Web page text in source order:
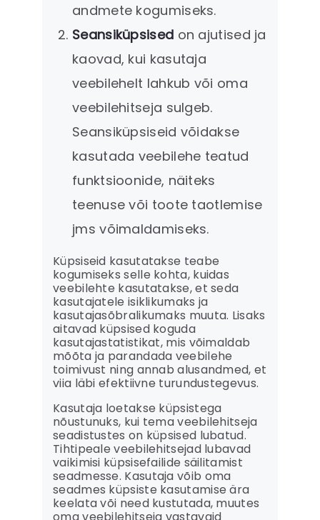
andmete kogumiseks.
Seansiküpsised on ajutised ja
kaovad, kui kasutaja
veebilehelt lahkub või oma
veebilehitseja sulgeb.
Seansiküpsiseid võidakse
kasutada veebilehe teatud
funktsioonide, näiteks
teenuse või toote taotlemise
jms võimaldamiseks.
Küpsiseid kasutatakse teabe
kogumiseks selle kohta, kuidas
veebilehte kasutatakse, et seda
kasutajatele isiklikumaks ja
kasutajasõbralikumaks muuta. Lisaks
aitavad küpsised koguda
kasutajastatistikat, mis võimaldab
mõõta ja parandada veebilehe
toimivust ning annab alusandmed, et
viia läbi efektiivne turundustegevus.
Kasutaja loetakse küpsistega
nõustunuks, kui tema veebilehitseja
seadistustes on küpsised lubatud.
Tihtipeale veebilehitsejad lubavad
vaikimisi küpsisefailide säilitamist
seadmesse. Kasutaja võib oma
seadmes küpsiste kasutamise ära
keelata või need kustutada, muutes
oma veebilehitseja vastavaid